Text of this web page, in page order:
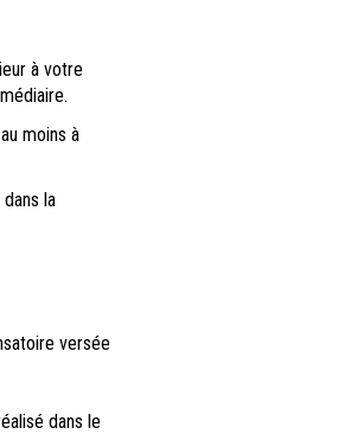
à votre
moins à
la
versée
dans le